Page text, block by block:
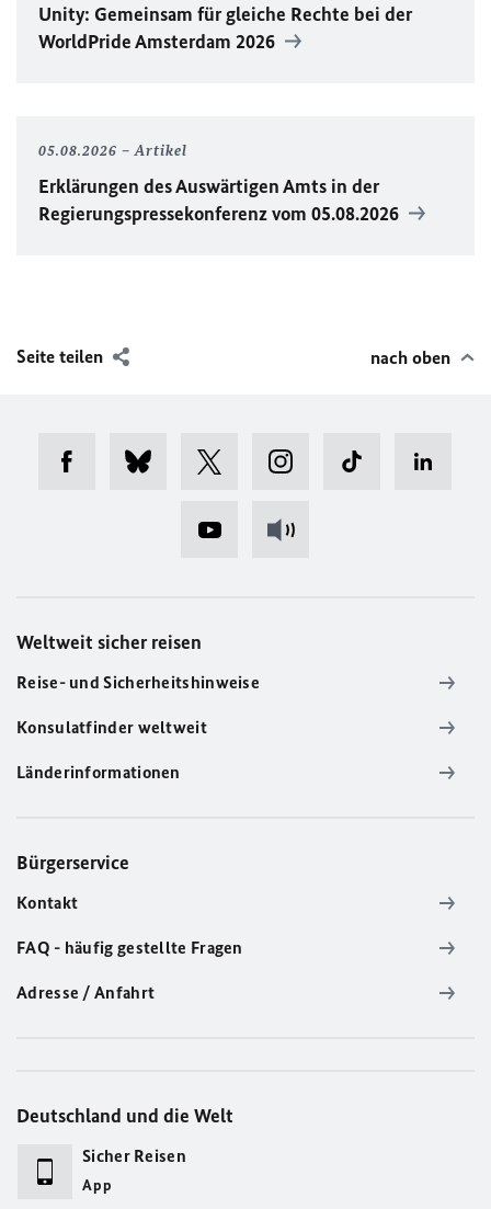
Unity: Gemeinsam für gleiche Rechte bei der
WorldPrideAmsterdam 2026
05.08.2026 Artikel
Erklärungen des Auswärtigen Amts in der
Regierungspressekonferenz vom 05.08.2026
Seite teilen nach oben
Weltweit sicher reisen
Reise- und Sicherheitshinweise
Konsulatfinder weltweit
Länderinformationen
Bürgerservice
Kontakt
FAQ - häufig gestellte Fragen
Adresse / Anfahrt
Deutschland und die Welt
Sicher Reisen
App